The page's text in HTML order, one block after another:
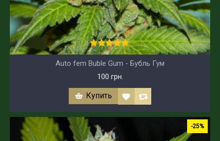
Auto fem Buble Gum - Бубль Гум
100 грн.
Купить
-25%